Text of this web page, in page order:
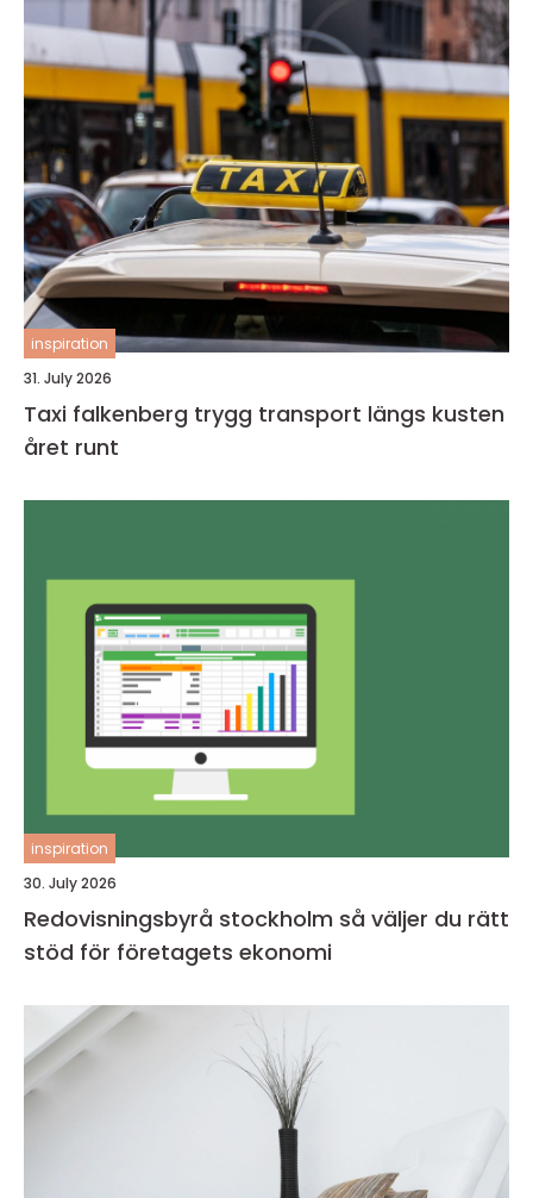
inspiration
31. July 2026
Taxi falkenberg trygg transport längs kusten
året runt
inspiration
30. July 2026
Redovisningsbyrå stockholm så väljer du rätt
stöd för företagets ekonomi